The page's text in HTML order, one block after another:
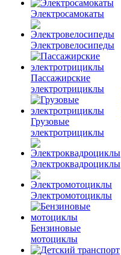
Электросамокаты
Электровелосипеды
Пассажирские
электротрициклы
Грузовые
электротрициклы
Электроквадроциклы
Электромотоциклы
Бензиновые
мотоциклы